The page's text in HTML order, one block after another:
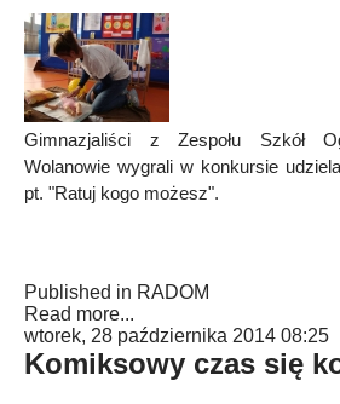
Gimnazjaliści z Zespołu Szkół
Wolanowie wygrali w konkursie
pt. "Ratuj kogo możesz".
Published in RADOM
Read more...
wtorek, 28 października 2014 08:25
Komiksowy czas się